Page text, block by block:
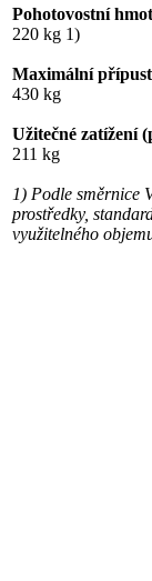
Pohotovostní
220 kg 1)
Maximální
430 kg
Užitečné zatížení
211 kg
1) Podle směrnice
prostředky,
využitelného